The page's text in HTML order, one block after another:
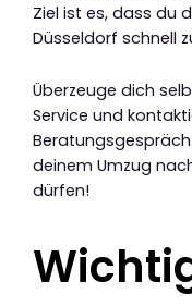
Ziel ist es, dass du
Düsseldorf schnell
Überzeuge dich
Service und
deinem Umzug
dürfen!